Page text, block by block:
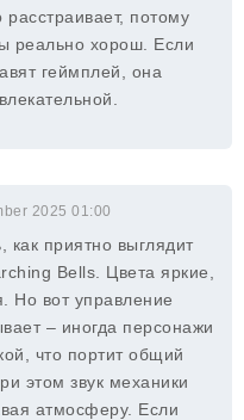
потому
реально хорош. Если
геймплей, она
2025 01:00
как приятно выглядит
Bells. Цвета яркие,
Но вот управление
– иногда персонажи
что портит общий
этом звук механики
атмосферу. Если